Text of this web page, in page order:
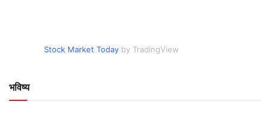
Stock Market Today by TradingView
भविष्य